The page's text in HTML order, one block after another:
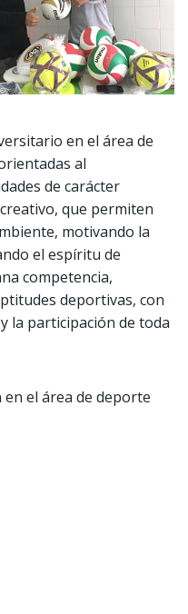
en el área de
al
de carácter
que permiten
motivando la
el espíritu de
competencia,
deportivas, con
la participación de toda
el área de deporte